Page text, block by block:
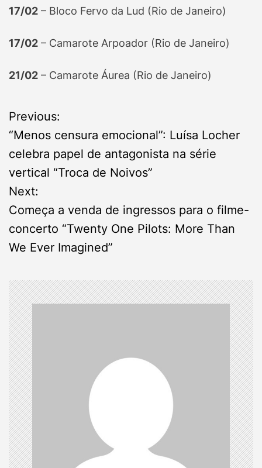
17/02 – Bloco Fervo da Lud (Rio de Janeiro)
17/02 – Camarote Arpoador (Rio de Janeiro)
21/02 – Camarote Áurea (Rio de Janeiro)
P
o
s
t
n
v
i
g
a
t
i
o
Previous:
“Menos censura emocional”: Luísa Locher
celebra papel de antagonista na série
vertical “Troca de Noivos”
Next:
Começa a venda de ingressos para o filme-
concerto “Twenty One Pilots: More Than
We Ever Imagined”